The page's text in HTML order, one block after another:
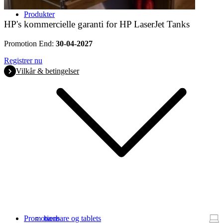
Produkter
bærbare og tablets
Promotions
HP's kommercielle garanti for HP LaserJet Tanks
Promotion End: 30-04-2027
Registrer nu
Vilkår & betingelser